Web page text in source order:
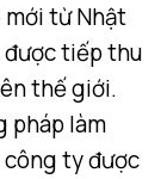
mới từ Nhật
được tiếp thu
thế giới.
pháp làm
công ty được